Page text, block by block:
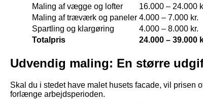
Maling af vægge og lofter
16.000 – 24.000
Maling af træværk og paneler 4.000 – 7.000 kr.
Spartling og klargøring
4.000 – 8.000 kr.
Totalpris
24.000 – 39.000
Udvendig maling: En større
Skal du i stedet have malet husets facade, vil
forlænge arbejdsperioden.